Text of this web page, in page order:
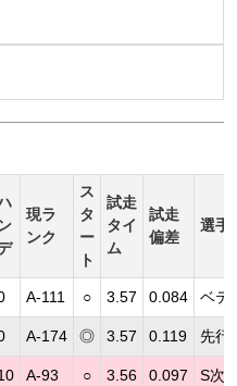
ン
現ラ
ンク
ス
タ
ー
ト
試走
タイ
ム
試走
偏差
選手
A-111 ○ 3.57 0.084 ベテ
A-174 ◎ 3.57 0.119 先行
A-93 ○ 3.56 0.097 S次